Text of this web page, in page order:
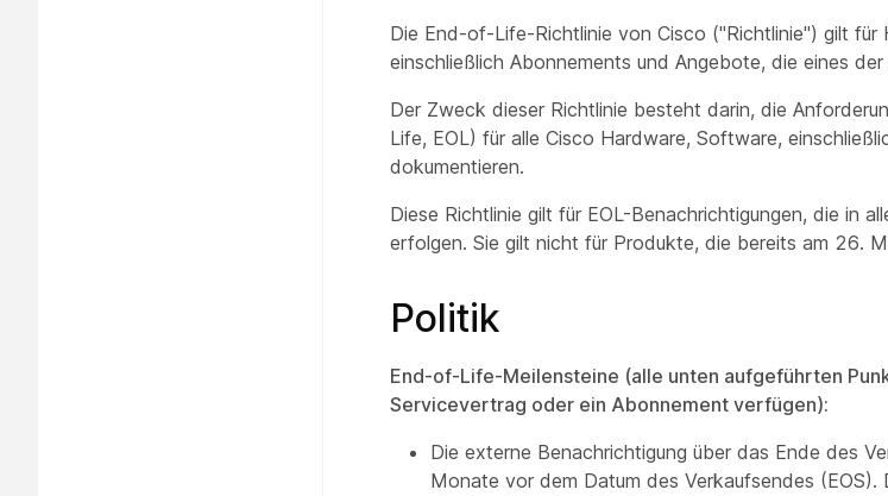
Die End-of-Life-Richtlinie von Cisco ("Richtlinie") gilt für
einschließlich Abonnements und Angebote, die eines
Der Zweck dieser Richtlinie besteht darin, die
Life, EOL) für alle Cisco Hardware, Software,
dokumentieren.
Diese Richtlinie gilt für EOL-Benachrichtigungen, die in
erfolgen. Sie gilt nicht für Produkte, die bereits am 26.
Politik
End-of-Life-Meilensteine (alle unten aufgeführten
Servicevertrag oder ein Abonnement verfügen):
Die externe Benachrichtigung über das Ende des
Monate vor dem Datum des Verkaufsendes (EOS).